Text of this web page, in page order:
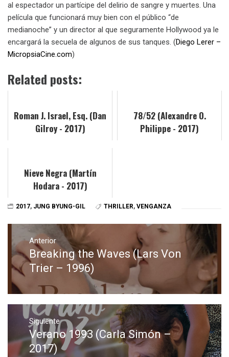
al espectador un partícipe del delirio de sangre y muertes. Una
película que funcionará muy bien con el público “de
medianoche” y un director al que seguramente Hollywood ya le
encargará la secuela de algunos de sus tanques. (Diego Lerer –
MicropsiaCine.com)
Related posts:
Roman J. Israel, Esq. (Dan
Gilroy - 2017)
78/52 (Alexandre O.
Philippe - 2017)
Nieve Negra (Martín
Hodara - 2017)
2017, JUNG BYUNG-GIL THRILLER, VENGANZA
Navegación
de
entradas
Anterior
Entrada
anterior:
Breaking the Waves (Lars Von
Trier – 1996)
Siguiente
Entrada
siguiente:
Verano 1993 (Carla Simón –
2017)